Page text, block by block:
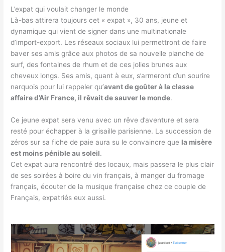
L’expat qui voulait changer le monde
Là-bas attirera toujours cet « expat », 30 ans, jeune et
dynamique qui vient de signer dans une multinationale
d’import-export. Les réseaux sociaux lui permettront de faire
baver ses amis grâce aux photos de sa nouvelle planche de
surf, des fontaines de rhum et de ces jolies brunes aux
cheveux longs. Ses amis, quant à eux, s’armeront d’un sourire
narquois pour lui rappeler qu’avant de goûter à la classe
affaire d’Air France, il rêvait de sauver le monde.
Ce jeune expat sera venu avec un rêve d’aventure et sera
resté pour échapper à la grisaille parisienne. La succession de
zéros sur sa fiche de paie aura su le convaincre que la misère
est moins pénible au soleil.
Cet expat aura rencontré des locaux, mais passera le plus clair
de ses soirées à boire du vin français, à manger du fromage
français, écouter de la musique française chez ce couple de
Français, expatriés eux aussi.